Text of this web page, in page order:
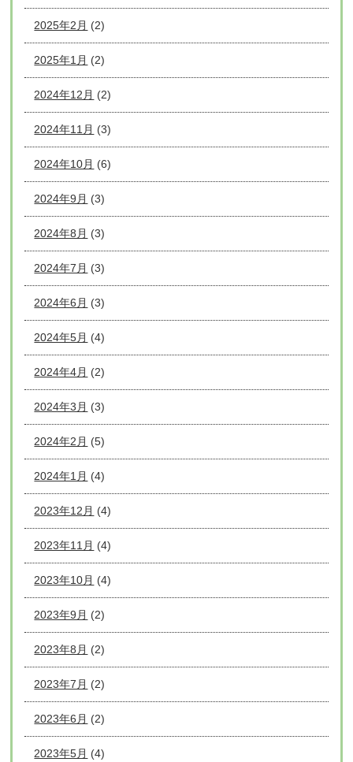
2025年2月 (2)
2025年1月 (2)
2024年12月 (2)
2024年11月 (3)
2024年10月 (6)
2024年9月 (3)
2024年8月 (3)
2024年7月 (3)
2024年6月 (3)
2024年5月 (4)
2024年4月 (2)
2024年3月 (3)
2024年2月 (5)
2024年1月 (4)
2023年12月 (4)
2023年11月 (4)
2023年10月 (4)
2023年9月 (2)
2023年8月 (2)
2023年7月 (2)
2023年6月 (2)
2023年5月 (4)